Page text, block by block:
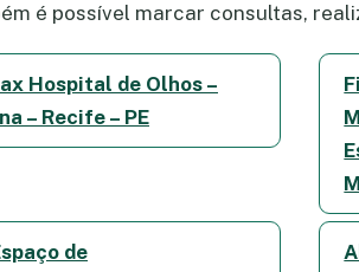
é possível marcar consultas,
Hospital de Olhos –
– Recife – PE
de